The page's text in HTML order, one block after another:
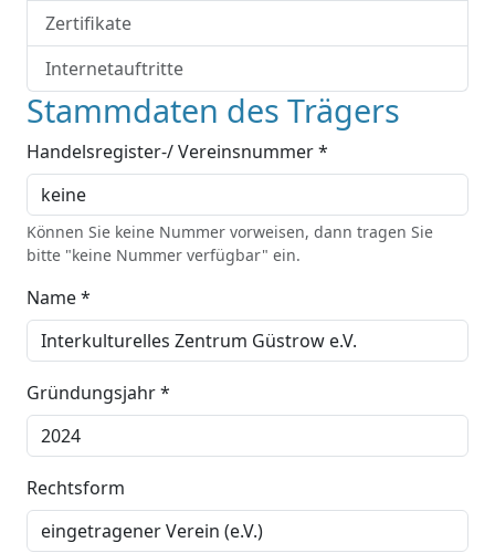
Zertifikate
Internetauftritte
Stammdaten des Trägers
Handelsregister-/ Vereinsnummer *
Können Sie keine Nummer vorweisen, dann tragen Sie
bitte "keine Nummer verfügbar" ein.
Name *
Gründungsjahr *
Rechtsform